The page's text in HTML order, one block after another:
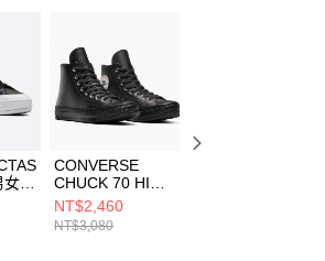
註冊。若發現惡意使用之情
戶之使用額度並採取法律行
女
CONVERSE
CHUCK 70 HI
BLACK/BLACK/W
HITE 男女 休閒鞋
A15169C
NT$2,460
NT$3,080